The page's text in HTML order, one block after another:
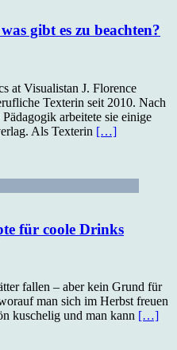
gibt es zu beachten?
at Visualistan J. Florence
Texterin seit 2010. Nach
arbeitete sie einige
Als Texterin […]
für coole Drinks
fallen – aber kein Grund für
man sich im Herbst freuen
kuschelig und man kann […]